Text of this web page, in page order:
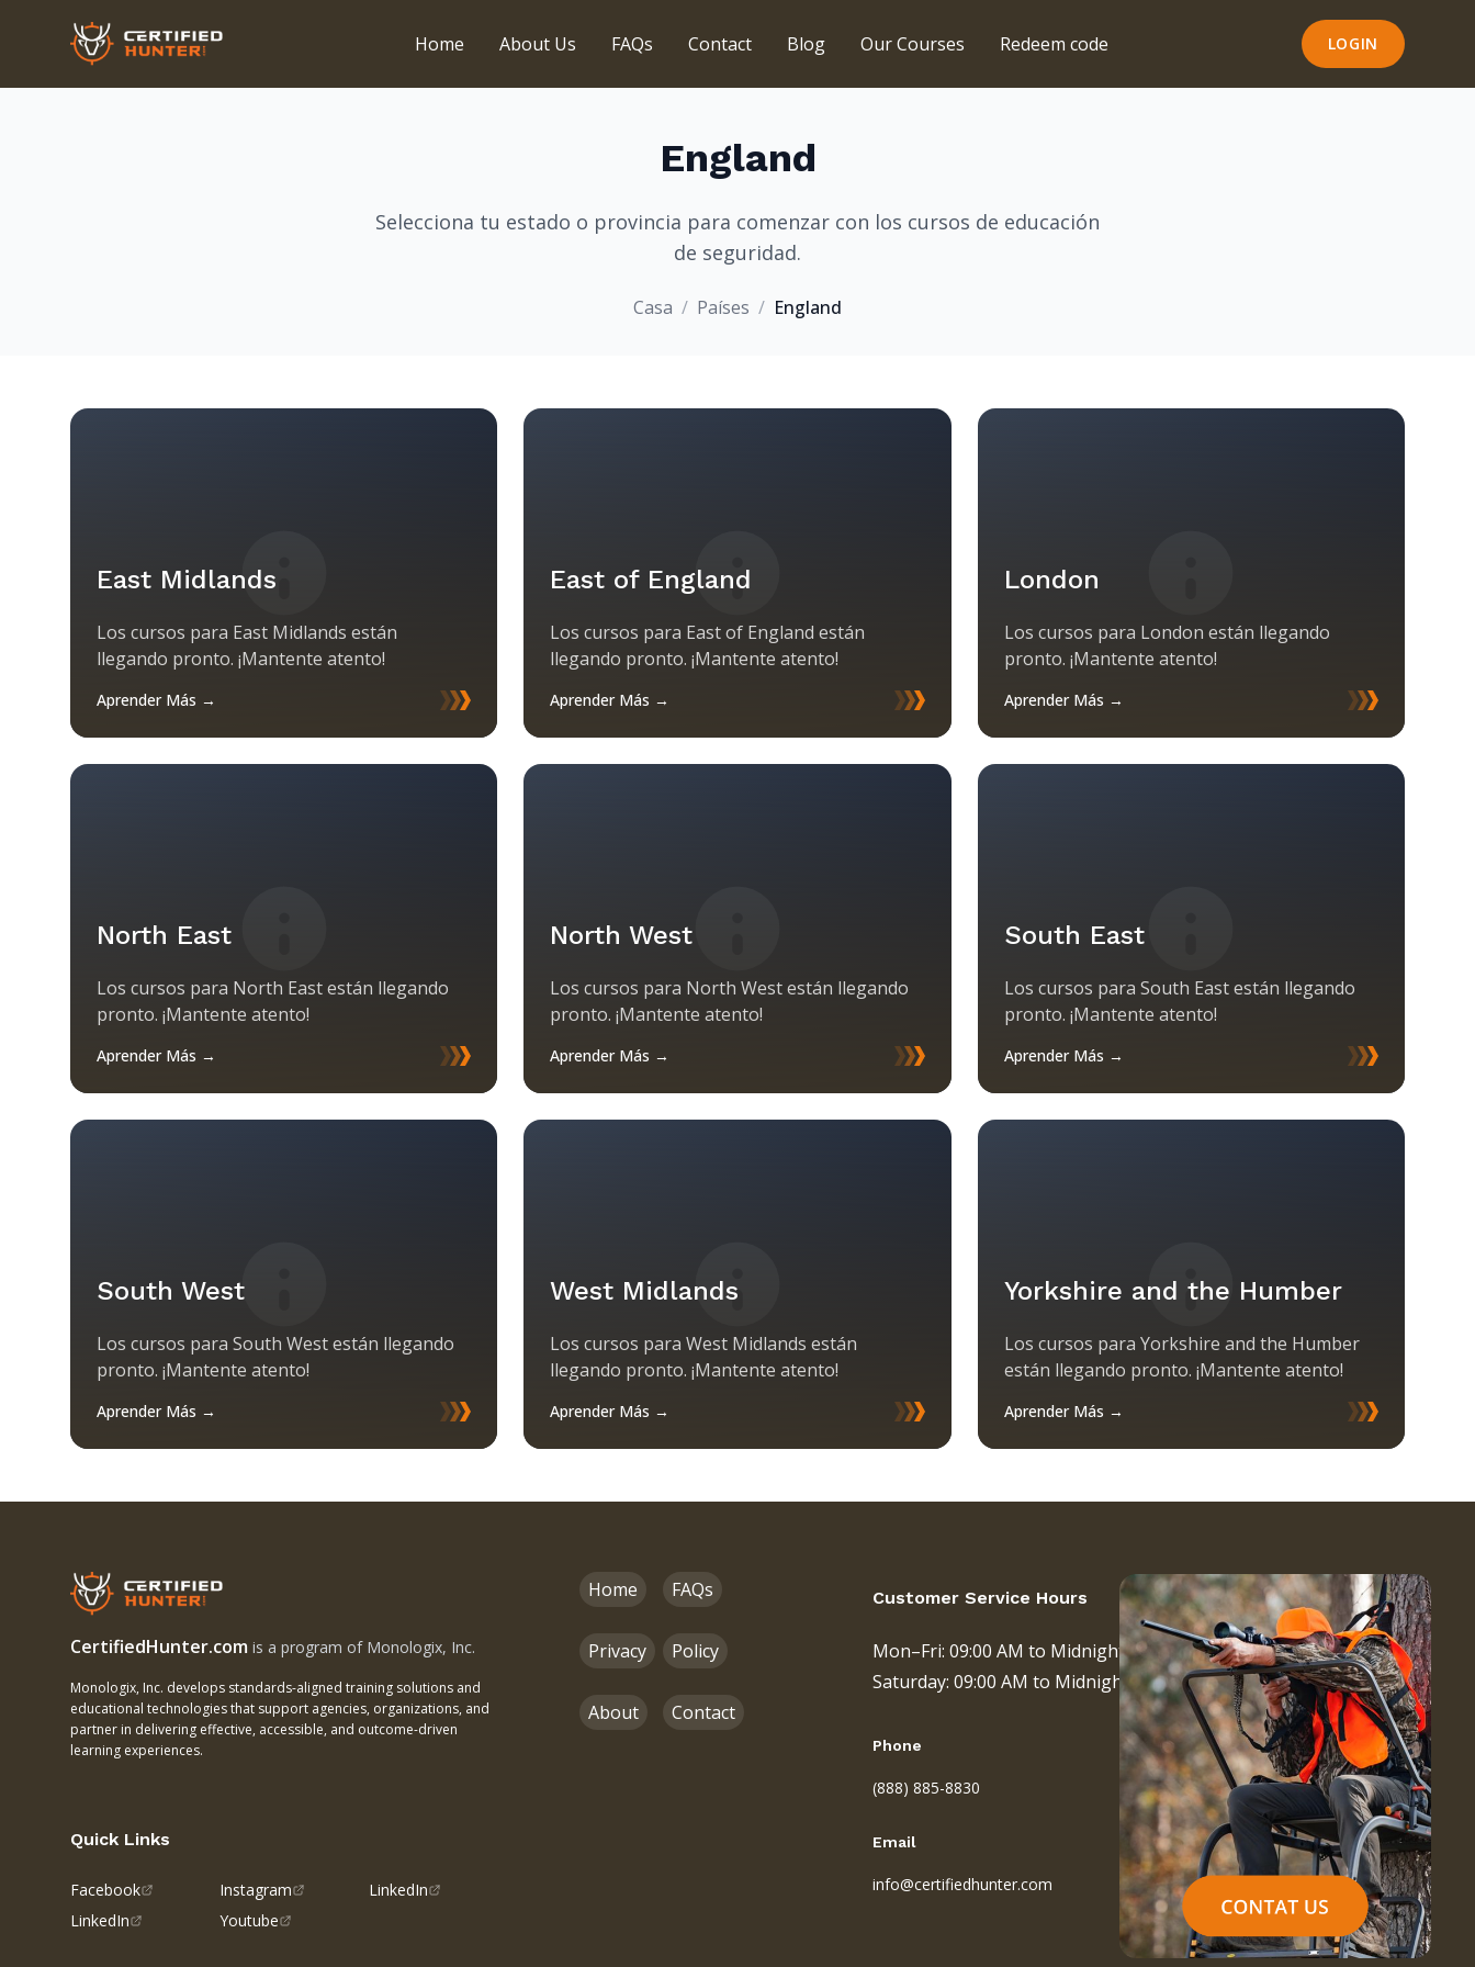
Home About Us FAQs Contact Blog Our Courses Redeem code LOGIN
England
Selecciona tu estado o provincia para comenzar con los cursos de educación
de seguridad.
Casa / Países / England
Estados y Provincias
East Midlands
Los cursos para East Midlands están
llegando pronto. ¡Mantente atento!
Aprender Más →
East of England
Los cursos para East of England están
llegando pronto. ¡Mantente atento!
Aprender Más →
London
Los cursos para London están llegando
pronto. ¡Mantente atento!
Aprender Más →
North East
Los cursos para North East están llegando
pronto. ¡Mantente atento!
Aprender Más →
North West
Los cursos para North West están llegando
pronto. ¡Mantente atento!
Aprender Más →
South East
Los cursos para South East están llegando
pronto. ¡Mantente atento!
Aprender Más →
South West
Los cursos para South West están llegando
pronto. ¡Mantente atento!
Aprender Más →
West Midlands
Los cursos para West Midlands están
llegando pronto. ¡Mantente atento!
Aprender Más →
Yorkshire and the Humber
Los cursos para Yorkshire and the Humber
están llegando pronto. ¡Mantente atento!
Aprender Más →
CertifiedHunter.com is a program of Monologix, Inc.
Monologix, Inc. develops standards-aligned training solutions and
educational technologies that support agencies, organizations, and
partner in delivering effective, accessible, and outcome-driven
learning experiences.
Quick Links
Facebook Instagram
LinkedIn
LinkedIn
Youtube
Home FAQs
Privacy Policy
About Contact
Customer Service Hours
Mon–Fri: 09:00 AM to Midnight (EST)
Saturday: 09:00 AM to Midnight (EST)
Phone
(888) 885-8830
Email
info@certifiedhunter.com